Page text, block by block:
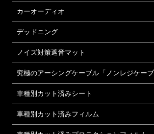
カーオーディオ
デッドニング
ノイズ対策遮音マット
究極のアーシングケーブル「ノンレジケーブ
車種別カット済みシート
車種別カット済みフィルム